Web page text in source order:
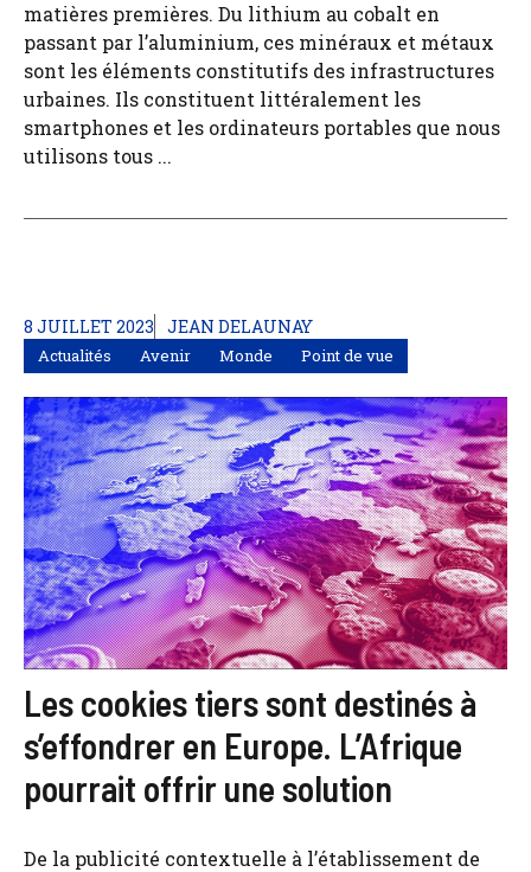
matières premières. Du lithium au cobalt en
passant par l’aluminium, ces minéraux et métaux
sont les éléments constitutifs des infrastructures
urbaines. Ils constituent littéralement les
smartphones et les ordinateurs portables que nous
utilisons tous ...
8 JUILLET 2023 JEAN DELAUNAY
Actualités Avenir Monde Point de vue
Les cookies tiers sont destinés à
s’effondrer en Europe. L’Afrique
pourrait offrir une solution
De la publicité contextuelle à l’établissement de